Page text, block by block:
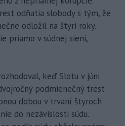
odňatia slobody s tým, že
odložil na štyri roky.
priamo v súdnej sieni,
keď Slotu v júni
podmienečný trest
dobou v trvaní štyroch
do nezávislosti súdu.